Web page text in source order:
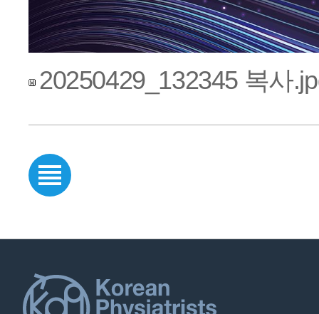
20250429_132345 복사